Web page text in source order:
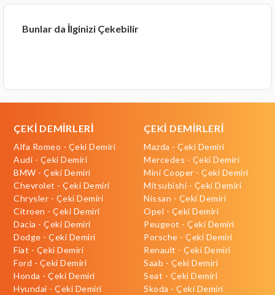
Bunlar da İlginizi Çekebilir
ÇEKİ DEMİRLERİ
Alfa Romeo - Çeki Demiri
Audi - Çeki Demiri
BMW - Çeki Demiri
Chevrolet - Çeki Demiri
Chrysler - Çeki Demiri
Citroen - Çeki Demiri
Dacia - Çeki Demiri
Dodge - Çeki Demiri
Fiat - Çeki Demiri
Ford - Çeki Demiri
Honda - Çeki Demiri
Hyundai - Çeki Demiri
ÇEKİ DEMİRLERİ
Mazda - Çeki Demiri
Mercedes - Çeki Demiri
Mini Cooper - Çeki Demiri
Mitsubishi - Çeki Demiri
Nissan - Çeki Demiri
Opel - Çeki Demiri
Peugeot - Çeki Demiri
Porsche - Çeki Demiri
Renault - Çeki Demiri
Saab - Çeki Demiri
Seat - Çeki Demiri
Skoda - Çeki Demiri